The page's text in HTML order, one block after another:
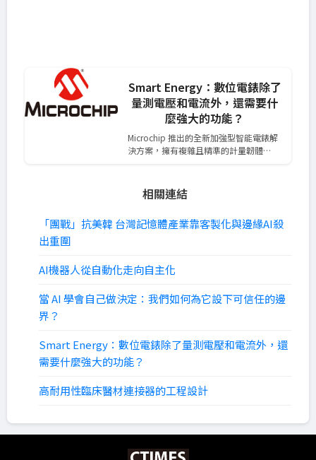
Smart Energy：數位電錶除了
量測電壓和電流外，還需要什
麼強大的功能？
Microchip 推出的全新加強型智能電錶解
決方案，擁有複雜且精準的計量韌體…
相關連結
「團戰」抗美韓 台灣記憶體產業靠客製化與邊緣AI殺
出重圍
AI機器人從自動化走向自主化
當 AI 學會自己做決定：我們如何為它設下可信任的邊
界？
Smart Energy：數位電錶除了量測電壓和電流外，還
需要什麼強大的功能？
高耐用性臨床醫材連接器的工程設計